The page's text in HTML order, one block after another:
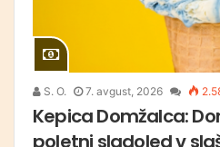
S. O. 7. avgust, 2026
Kepica Domžalca:
poletni sladoled v